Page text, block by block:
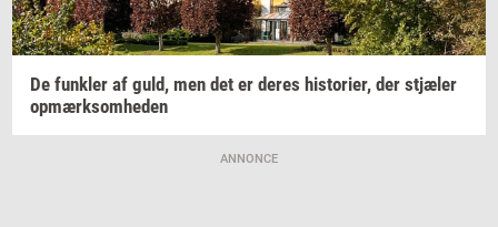
De funk­ler af guld, men det er deres hi­sto­ri­er, der stjæ­ler
op­mærk­som­he­den
ANNONCE